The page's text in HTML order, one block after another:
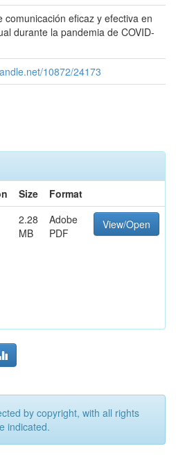
comunicación eficaz y efectiva en
durante la pandemia de COVID-
10872/24173
Size
Format
2.28
MB
Adobe
PDF
View/Open
by copyright, with all rights
indicated.